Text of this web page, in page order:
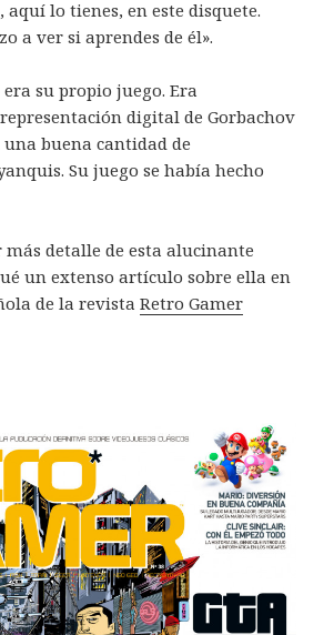
aquí lo tienes, en este disquete.
a ver si aprendes de él».
era su propio juego. Era
digital de Gorbachov
buena cantidad de
Su juego se había hecho
más detalle de esta alucinante
un extenso artículo sobre ella en
de la revistaRetro Gamer